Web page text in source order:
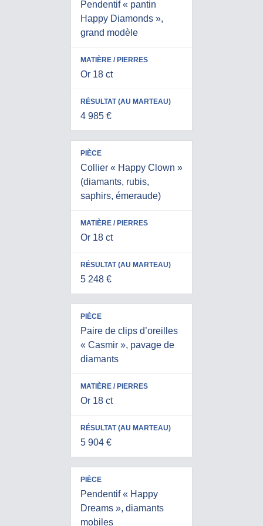
Pendentif « pantin
Happy Diamonds »,
grand modèle
Or 18 ct
4 985 €
Collier « Happy Clown »
(diamants, rubis,
saphirs, émeraude)
Or 18 ct
5 248 €
Paire de clips d’oreilles
« Casmir », pavage de
diamants
Or 18 ct
5 904 €
Pendentif « Happy
Dreams », diamants
mobiles